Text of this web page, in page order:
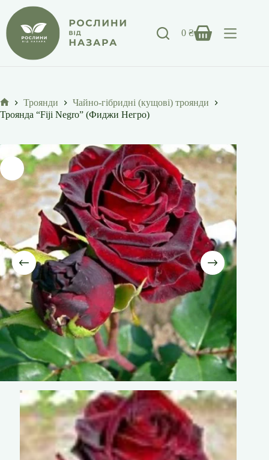
Перейти
вмісту
Кошик
0₴
Головна
Троянди
Чайно-гібридні (кущові) троянди
Троянда “Fiji Negro” (Фиджи Негро)